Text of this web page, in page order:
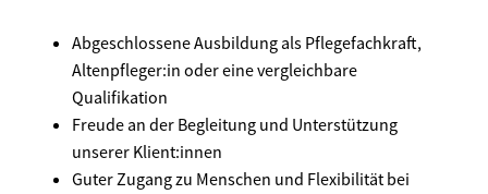
Abgeschlossene Ausbildung als Pflegefachkraft,
Altenpfleger:in oder eine vergleichbare
Qualifikation
Freude an der Begleitung und Unterstützung
unserer Klient:innen
Guter Zugang zu Menschen und Flexibilität bei